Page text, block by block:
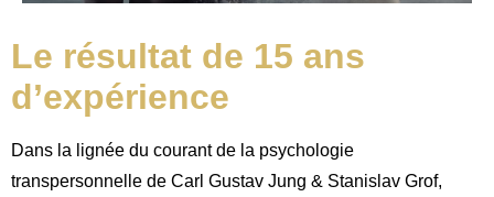
Le résultat de 15 ans
d’expérience
Dans la lignée du courant de la psychologie
transpersonnelle de Carl Gustav Jung & Stanislav Grof,